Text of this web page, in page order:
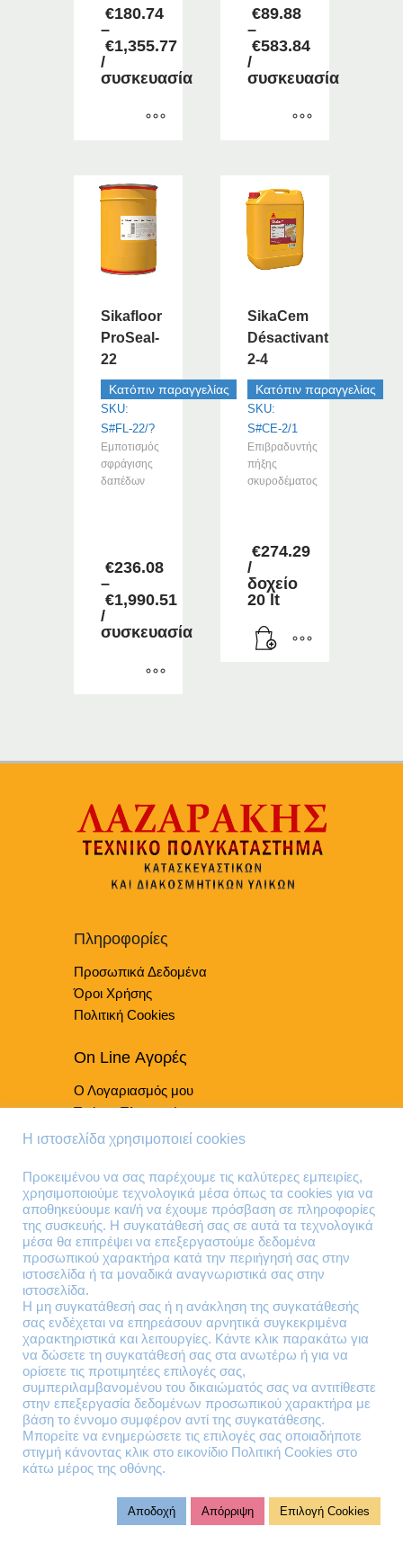
€180.74
–
€1,355.77
Price
range:
through
/
συσκευασία
προϊόν
πολλαπλές
επιλεγούν
προϊόντος
€89.88
–
€583.84
Price
range:
through
/
συσκευασία
πολλαπλές
παραλλαγές.
επιλεγούν
σελίδα
προϊόντος
Sikafloor
ProSeal-
22
Κατόπιν παραγγελίας
SKU:
S#FL-22/?
Εμποτισμός
σφράγισης
δαπέδων
€236.08
–
€1,990.51
Price
range:
through
/
συσκευασία
έχει
παραλλαγές.
Οι
επιλογές
σελίδα
προϊόντος
SikaCem
Désactivant
2-4
Κατόπιν παραγγελίας
SKU:
S#CE-2/1
Επιβραδυντής
πήξης
σκυροδέματος
€274.29
/
δοχείο
20 lt
Πληροφορίες
Προσωπικά Δεδομένα
Όροι Χρήσης
Πολιτική Cookies
On Line Αγορές
Ο Λογαριασμός μου
Τρόποι Πληρωμής
Τρόποι Παράδοσης
Τηλέφωνα Επικοινωνίας
210 41 13 636
210 41 13 280
Διεύθυνση
Θηβών 220
Άγιος Ιωάννης
Ρέντης
Τ.Κ. 182 33
Email
contact@lazarakis.gr
Η ιστοσελίδα χρησιμοποιεί cookies
Προκειμένου να σας παρέχουμε τις καλύτερες εμπειρίες,
χρησιμοποιούμε τεχνολογικά μέσα όπως τα cookies για να
αποθηκεύουμε και/ή να έχουμε πρόσβαση σε πληροφορίες
της συσκευής. Η συγκατάθεσή σας σε αυτά τα τεχνολογικά
μέσα θα επιτρέψει να επεξεργαστούμε δεδομένα
προσωπικού χαρακτήρα κατά την περιήγησή σας στην
ιστοσελίδα ή τα μοναδικά αναγνωριστικά σας στην
ιστοσελίδα.
Η μη συγκατάθεσή σας ή η ανάκληση της συγκατάθεσής
σας ενδέχεται να επηρεάσουν αρνητικά συγκεκριμένα
χαρακτηριστικά και λειτουργίες. Κάντε κλικ παρακάτω για
να δώσετε τη συγκατάθεσή σας στα ανωτέρω ή για να
ορίσετε τις προτιμητέες επιλογές σας,
συμπεριλαμβανομένου του δικαιώματός σας να αντιτίθεστε
στην επεξεργασία δεδομένων προσωπικού χαρακτήρα με
βάση το έννομο συμφέρον αντί της συγκατάθεσης.
Μπορείτε να ενημερώσετε τις επιλογές σας οποιαδήποτε
στιγμή κάνοντας κλικ στο εικονίδιο Πολιτική Cookies στο
κάτω μέρος της οθόνης.
Αποδοχή Απόρριψη Επιλογή Cookies